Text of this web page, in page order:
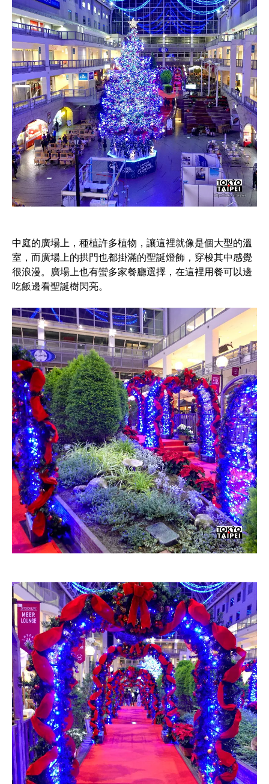
中庭的廣場上，種植許多植物，讓這裡就像是個大型的溫
室，而廣場上的拱門也都掛滿的聖誕燈飾，穿梭其中感覺
很浪漫。廣場上也有蠻多家餐廳選擇，在這裡用餐可以邊
吃飯邊看聖誕樹閃亮。